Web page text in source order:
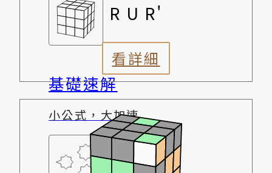
基礎速解
小公式，大加速
R U R'
看詳細